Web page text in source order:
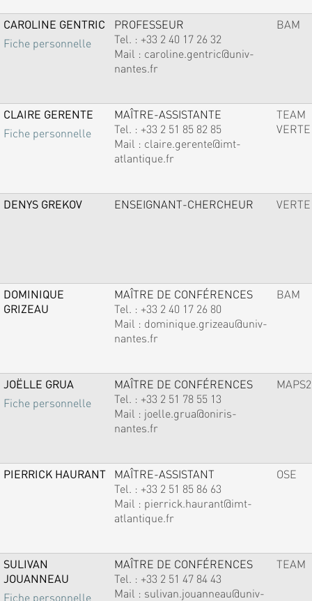
CAROLINE GENTRIC
Fiche personnelle
PROFESSEUR
Tel. : +33 2 40 17 26 32
Mail : caroline.gentric@univ-
nantes.fr
BAM
CLAIRE GERENTE
Fiche personnelle
MAÎTRE-ASSISTANTE
Tel. : +33 2 51 85 82 85
Mail : claire.gerente@imt-
atlantique.fr
TEAM
VERTE
DENYS GREKOV ENSEIGNANT-CHERCHEUR VERTE
DOMINIQUE
GRIZEAU
MAÎTRE DE CONFÉRENCES
Tel. : +33 2 40 17 26 80
Mail : dominique.grizeau@univ-
nantes.fr
BAM
JOËLLE GRUA
Fiche personnelle
MAÎTRE DE CONFÉRENCES
Tel. : +33 2 51 78 55 13
Mail : joelle.grua@oniris-
nantes.fr
MAPS2
PIERRICK HAURANT
MAÎTRE-ASSISTANT
Tel. : +33 2 51 85 86 63
Mail : pierrick.haurant@imt-
atlantique.fr
OSE
SULIVAN
JOUANNEAU
Fiche personnelle
MAÎTRE DE CONFÉRENCES
Tel. : +33 2 51 47 84 43
Mail : sulivan.jouanneau@univ-
TEAM